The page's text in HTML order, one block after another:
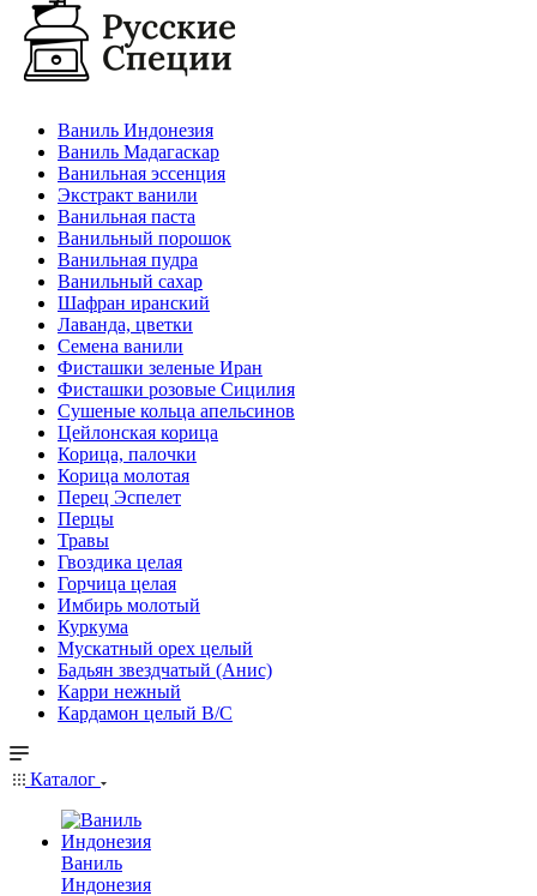
Ваниль Индонезия
Ваниль Мадагаскар
Ванильная эссенция
Экстракт ванили
Ванильная паста
Ванильный порошок
Ванильная пудра
Ванильный сахар
Шафран иранский
Лаванда, цветки
Семена ванили
Фисташки зеленые Иран
Фисташки розовые Сицилия
Сушеные кольца апельсинов
Цейлонская корица
Корица, палочки
Корица молотая
Перец Эспелет
Перцы
Травы
Гвоздика целая
Горчица целая
Имбирь молотый
Куркума
Мускатный орех целый
Бадьян звездчатый (Анис)
Карри нежный
Кардамон целый В/С
Каталог
Ваниль
Индонезия